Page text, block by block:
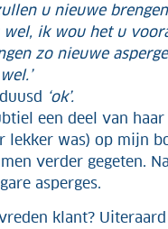
u nieuwe
wel, ik wou het u
zo nieuwe
‘ok’.
een deel van
lekker was) op mijn
verder gegeten.
asperges.
klant?